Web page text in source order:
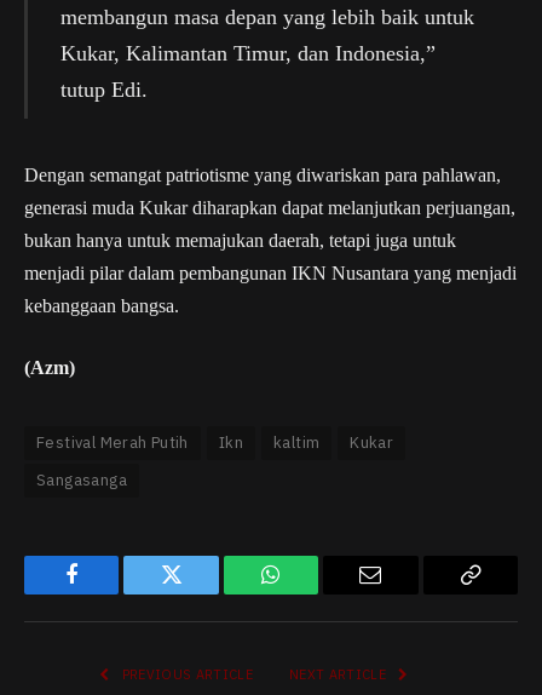
membangun masa depan yang lebih baik untuk
Kukar, Kalimantan Timur, dan Indonesia,”
tutup Edi.
Dengan semangat patriotisme yang diwariskan para pahlawan,
generasi muda Kukar diharapkan dapat melanjutkan perjuangan,
bukan hanya untuk memajukan daerah, tetapi juga untuk
menjadi pilar dalam pembangunan IKN Nusantara yang menjadi
kebanggaan bangsa.
(Azm)
Festival Merah Putih Ikn kaltim
Kukar
Sangasanga
Facebook Twitter WhatsApp
PREVIOUS ARTICLE NEXT ARTICLE